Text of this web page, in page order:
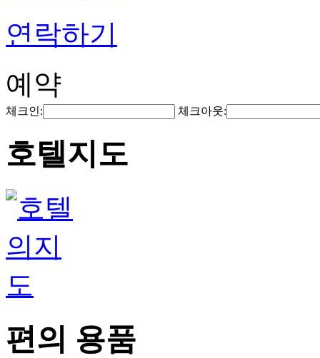
연락하기
예약
체크인: 체크아웃:
호텔지도
편의 용품